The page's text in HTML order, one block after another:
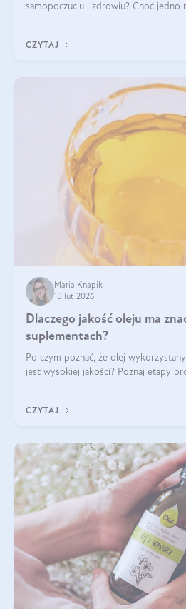
samopoczuciu i zdrowiu? Choć jedno
wyjaśnimy.
CZYTAJ
Maria Knapik
10 lut 2026
Dlaczego jakość oleju ma
suplementach?
Po czym poznać, że olej
jest wysokiej jakości? Poznaj etapy
CZYTAJ